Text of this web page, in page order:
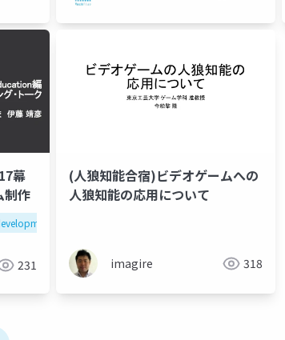
幕
制作
231
(人狼知能合宿)ビデオゲームへの
人狼知能の応用について
imagire 318